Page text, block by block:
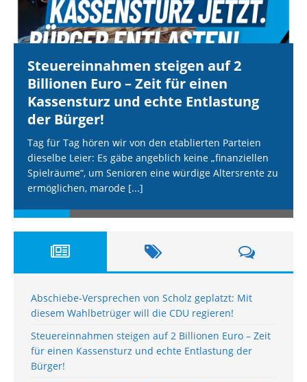
Steuereinnahmen steigen auf 2
Billionen Euro – Zeit für einen
Kassensturz und echte Entlastung
der Bürger!
Tag für Tag hören wir von den etablierten Parteien
dieselbe Leier: Es gäbe angeblich keine „finanziellen
Spielräume“, um Senioren eine würdige Altersrente zu
ermöglichen, marode [...]
Abschiebe-Versprechen von Scholz geplatzt: Mit
diesem Wahlbetrüger will die CDU regieren!
Steuereinnahmen steigen auf 2 Billionen Euro – Zeit
für einen Kassensturz und echte Entlastung der
Bürger!